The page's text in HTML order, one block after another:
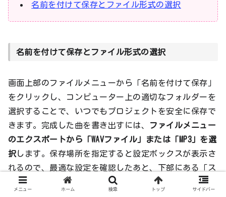
名前を付けて保存とファイル形式の選択
名前を付けて保存とファイル形式の選択
画面上部のファイルメニューから「名前を付けて保存」
をクリックし、コンピューター上の適切なフォルダーを
選択することで、いつでもプロジェクトを安全に保存で
きます。完成した曲を書き出すには、
ファイルメニュー
のエクスポートから「WAVファイル」または「MP3」を選
択します。保存場所を指定すると設定ボックスが表示さ
れるので、最適な設定を確認したあと、下部にある「ス
タート」ボタンを押すだけでエクスポートの処理が開始
メニュー ホーム 検索 トップ サイドバー